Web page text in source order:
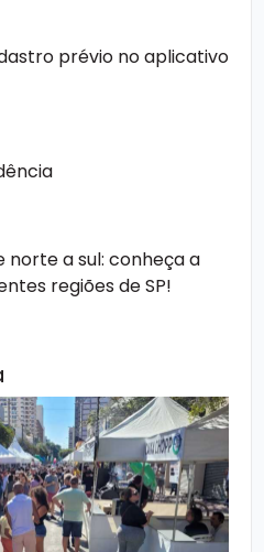
prévio no aplicativo
norte a sul: conheça a
regiões de SP!